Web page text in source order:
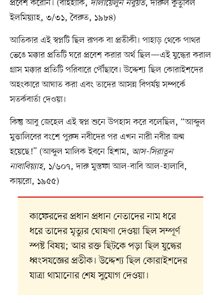
প্রবেশ করেনি। (বাইহাকি, দালায়েলুন নবুয়ত, দারুল কুতুবিল
ইলমিয়্যাহ, ৩/৩১, বৈরুত, ১৯৮৪)
আতিকার এই স্বপ্নটি ছিল রূপক বা প্রতীকী। পাহাড় থেকে পাথর
ভেঙে মক্কার প্রতিটি ঘরে প্রবেশ করার অর্থ ছিল—এই যুদ্ধের করাল
গ্রাস মক্কার প্রতিটি পরিবারে পৌঁছাবে। উদ্দেশ্য ছিল কোরাইশদের
অহংকারে আঘাত করা এবং তাদের আসন্ন বিপর্যয় সম্পর্কে
সতর্কবার্তা দেওয়া।
কিন্তু আবু জেহেল এই স্বপ্ন শুনে উপহাস করে বলেছিল, “আব্দুল
মুত্তালিবের বংশে পুরুষ নবীদের পর এখন নারী নবীর জন্ম
হয়েছে!” (আব্দুল মালিক ইবনে হিশাম, আস-সিরাতুন
নাবাবিয়্যাহ, ১/৬০৭, দারু মুস্তফা আল-বাবি আল-হালাবি,
কায়রো, ১৯৫৫)
কাফেরদের প্রধান প্রধান নেতাদের নাম ধরে
ধরে তাদের মৃত্যুর ঘোষণা দেওয়া ছিল সম্পূর্ণ
স্পষ্ট বিষয়; আর রক্ত ছিটকে পড়া ছিল যুদ্ধের
ধ্বংসযজ্ঞের প্রতীক। উদ্দেশ্য ছিল কোরাইশদের
যাত্রা থামানোর শেষ সুযোগ দেওয়া।